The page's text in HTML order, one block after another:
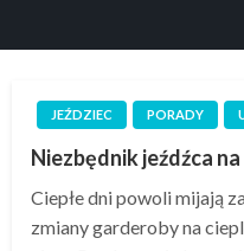
JEŹDZIEC PORADY
Niezbędnik jeźdźca
Ciepłe dni powoli mijają
zmiany garderoby na